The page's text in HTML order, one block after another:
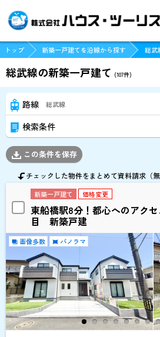
トップ 新築一戸建てを沿線から探す 総武
総武線の新築一戸建て (107件)
路線 総武線
検索条件
この条件を保存
チェックした物件をまとめて資料請求（無
新築一戸建て 価格変更
東船橋駅8分！都心へのアク
目 新築戸建
画像多数 パノラマ